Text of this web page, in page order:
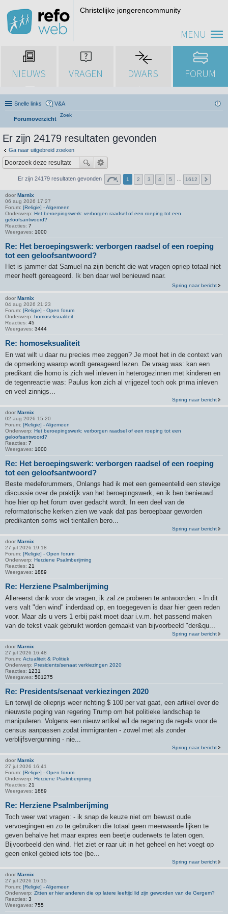
MENU
Christelijke jongerencommunity
NIEUWS VRAGEN DWARS FORUM
Snelle links V&A
Forumoverzicht
Zoek
Er zijn 24179 resultaten gevonden
Ga naar uitgebreid zoeken
Er zijn 24179 resultaten gevonden 1 2 3 4 5 1612
door Marnix
06 aug 2026 17:27
Forum: [Religie] - Algemeen
Onderwerp: Het beroepingswerk: verborgen raadsel of een roeping tot een
geloofsantwoord?
Reacties: 7
Weergaves: 1000
Re: Het beroepingswerk: verborgen raadsel of een roeping
tot een geloofsantwoord?
Het is jammer dat Samuel na zijn bericht die wat vragen opriep totaal niet
meer heeft gereageerd. Ik ben daar wel benieuwd naar.
Spring naar bericht
door Marnix
04 aug 2026 21:23
Forum: [Religie] - Open forum
Onderwerp: homoseksualiteit
Reacties: 45
Weergaves: 3444
Re: homoseksualiteit
En wat wilt u daar nu precies mee zeggen? Je moet het in de context van
de opmerking waarop wordt gereageerd lezen. De vraag was: kan een
predikant die homo is zich wel inleven in heterogezinnen met kinderen en
de tegenreactie was: Paulus kon zich al vrijgezel toch ook prima inleven
en veel zinnigs...
Spring naar bericht
door Marnix
02 aug 2026 15:20
Forum: [Religie] - Algemeen
Onderwerp: Het beroepingswerk: verborgen raadsel of een roeping tot een
geloofsantwoord?
Reacties: 7
Weergaves: 1000
Re: Het beroepingswerk: verborgen raadsel of een roeping
tot een geloofsantwoord?
Beste medeforummers, Onlangs had ik met een gemeentelid een stevige
discussie over de praktijk van het beroepingswerk, en ik ben benieuwd
hoe hier op het forum over gedacht wordt. In een deel van de
reformatorische kerken zien we vaak dat pas beroepbaar geworden
predikanten soms wel tientallen bero...
Spring naar bericht
door Marnix
27 jul 2026 19:18
Forum: [Religie] - Open forum
Onderwerp: Herziene Psalmberijming
Reacties: 21
Weergaves: 1889
Re: Herziene Psalmberijming
Allereerst dank voor de vragen, ik zal ze proberen te antwoorden. - In dit
vers valt "den wind" inderdaad op, en toegegeven is daar hier geen reden
voor. Maar als u vers 1 erbij pakt moet daar i.v.m. het passend maken
van de tekst vaak gebruikt worden gemaakt van bijvoorbeeld "der&qu...
Spring naar bericht
door Marnix
27 jul 2026 16:48
Forum: Actualiteit & Politiek
Onderwerp: Presidents/senaat verkiezingen 2020
Reacties: 1231
Weergaves: 501275
Re: Presidents/senaat verkiezingen 2020
En terwijl de olieprijs weer richting $ 100 per vat gaat, een artikel over de
nieuwste poging van regering Trump om het politieke landschap te
manipuleren. Volgens een nieuw artikel wil de regering de regels voor de
census aanpassen zodat immigranten - zowel met als zonder
verblijfsvergunning - nie...
Spring naar bericht
door Marnix
27 jul 2026 16:41
Forum: [Religie] - Open forum
Onderwerp: Herziene Psalmberijming
Reacties: 21
Weergaves: 1889
Re: Herziene Psalmberijming
Toch weer wat vragen: - ik snap de keuze niet om bewust oude
vervoegingen en zo te gebruiken die totaal geen meerwaarde lijken te
geven behalve het maar expres een beetje ouderwets te laten ogen.
Bijvoorbeeld den wind. Het ziet er raar uit in het geheel en het voegt op
geen enkel gebied iets toe (be...
Spring naar bericht
door Marnix
27 jul 2026 16:15
Forum: [Religie] - Algemeen
Onderwerp: Zitten er hier anderen die op latere leeftijd lid zijn geworden van de Gergem?
Reacties: 3
Weergaves: 755